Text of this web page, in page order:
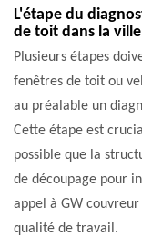
L'étape du
de toit dans la
Plusieurs étapes
fenêtres de toit ou
au préalable un
Cette étape est
possible que la
de découpage pour
appel à GW
qualité de travail.